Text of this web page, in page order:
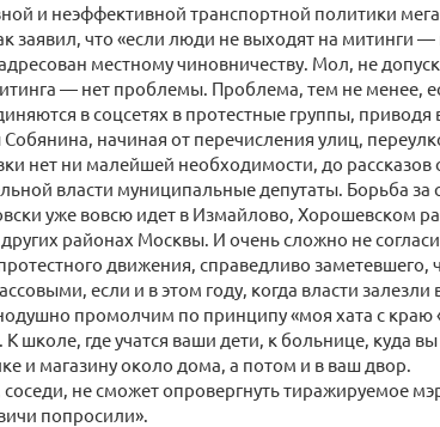
и неэффективной транспортной политики
заявил, что «если люди не выходят на митинги —
местному чиновничеству. Мол, не
— нет проблемы. Проблема, тем не менее,
в соцсетях в протестные группы,
начиная от перечисления улиц,
нет ни малейшей необходимости, до рассказов
власти муниципальные депутаты. Борьба за
уже вовсю идет в Измайлово, Хорошевском
районах Москвы. И очень сложно не
движения, справедливо
если и в этом году, когда власти
промолчим по принципу «моя хата с краю
школе, где учатся ваши дети, к больнице, куда
и магазину около дома, а потом и в ваш двор.
соседи, не сможет опровергнуть тиражируемое
попросили».